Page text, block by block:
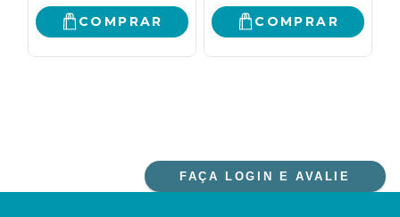
COMPRAR COMPRAR
FAÇA LOGIN E AVALIE